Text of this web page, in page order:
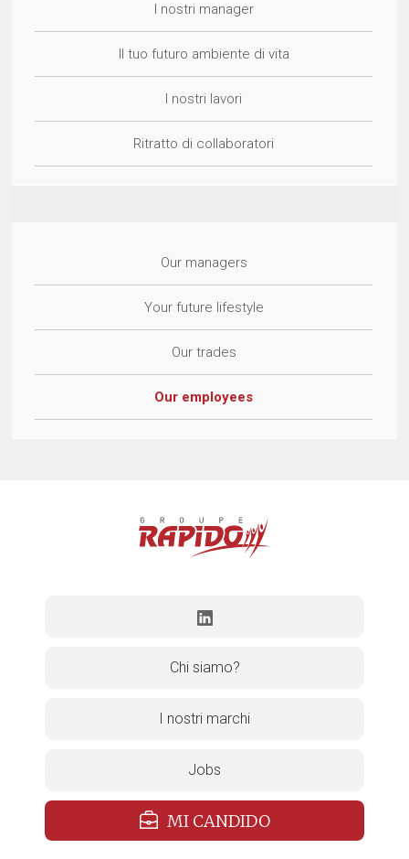
I nostri manager
Il tuo futuro ambiente di vita
I nostri lavori
Ritratto di collaboratori
Our managers
Your future lifestyle
Our trades
Our employees
Chi siamo?
I nostri marchi
Jobs
MI CANDIDO